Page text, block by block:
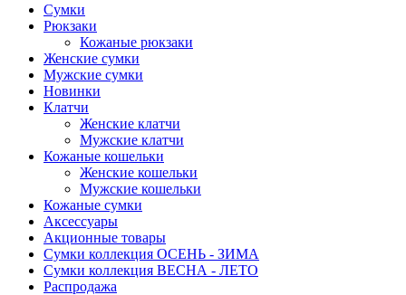
Сумки
Рюкзаки
Кожаные рюкзаки
Женские сумки
Мужские сумки
Новинки
Клатчи
Женские клатчи
Мужские клатчи
Кожаные кошельки
Женские кошельки
Мужские кошельки
Кожаные сумки
Аксессуары
Акционные товары
Сумки коллекция ОСЕНЬ - ЗИМА
Сумки коллекция ВЕСНА - ЛЕТО
Распродажа